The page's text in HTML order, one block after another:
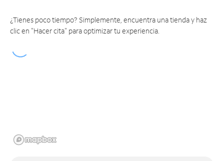
¿Tienes poco tiempo? Simplemente, encuentra una tienda y haz
clic en "Hacer cita" para optimizar tu experiencia.